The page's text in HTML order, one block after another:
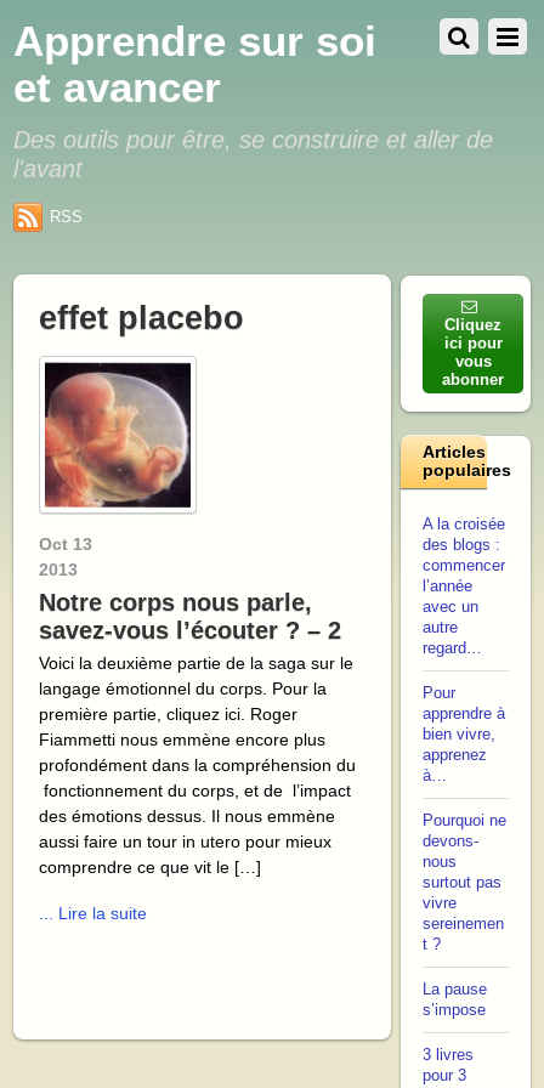
Apprendre sur soi
et avancer
Des outils pour être, se construire et aller de
l'avant
RSS
effet placebo
Oct 13
2013
Notre corps nous parle,
savez-vous l’écouter ? – 2
Voici la deuxième partie de la saga sur le
langage émotionnel du corps. Pour la
première partie, cliquez ici. Roger
Fiammetti nous emmène encore plus
profondément dans la compréhension du
fonctionnement du corps, et de l’impact
des émotions dessus. Il nous emmène
aussi faire un tour in utero pour mieux
comprendre ce que vit le […]
... Lire la suite
Cliquez
ici pour
vous
abonner
Articles
populaires
A la croisée
des blogs :
commencer
l’année
avec un
autre
regard…
Pour
apprendre à
bien vivre,
apprenez
à…
Pourquoi ne
devons-
nous
surtout pas
vivre
sereinemen
t ?
La pause
s’impose
3 livres
pour 3